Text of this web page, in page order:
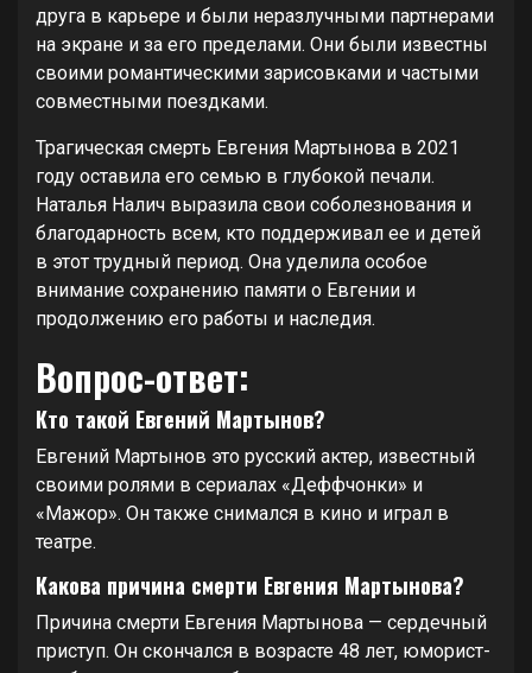
друга в карьере и были неразлучными партнерами
на экране и за его пределами. Они были известны
своими романтическими зарисовками и частыми
совместными поездками.
Трагическая смерть Евгения Мартынова в 2021
году оставила его семью в глубокой печали.
Наталья Налич выразила свои соболезнования и
благодарность всем, кто поддерживал ее и детей
в этот трудный период. Она уделила особое
внимание сохранению памяти о Евгении и
продолжению его работы и наследия.
Вопрос-ответ:
Кто такой Евгений Мартынов?
Евгений Мартынов это русский актер, известный
своими ролями в сериалах «Деффчонки» и
«Мажор». Он также снимался в кино и играл в
театре.
Какова причина смерти Евгения Мартынова?
Причина смерти Евгения Мартынова — сердечный
приступ. Он скончался в возрасте 48 лет, юморист-